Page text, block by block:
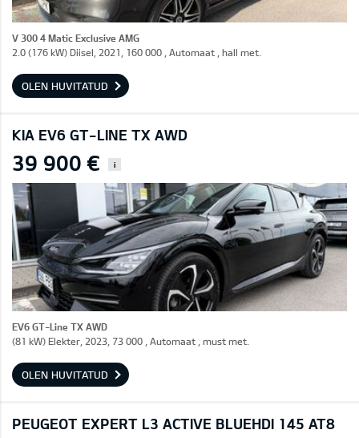
V 300 4 Matic Exclusive AMG
2.0 (176 kW) Diisel, 2021, 160 000 , Automaat , hall met.
OLEN HUVITATUD
KIA EV6 GT-LINE TX AWD
39 900 € i
EV6 GT-Line TX AWD
(81 kW) Elekter, 2023, 73 000 , Automaat , must met.
OLEN HUVITATUD
PEUGEOT EXPERT L3 ACTIVE BLUEHDI 145 AT8